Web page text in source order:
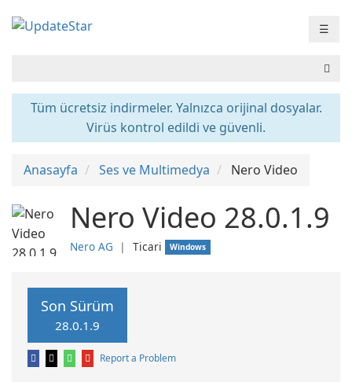
☰
Tüm ücretsiz indirmeler. Yalnızca orijinal dosyalar.
Virüs kontrol edildi ve güvenli.
Anasayfa Ses ve Multimedya Nero Video
Nero Video 28.0.1.9
Nero AG ❘ Ticari Windows
Son Sürüm
28.0.1.9
Report a Problem